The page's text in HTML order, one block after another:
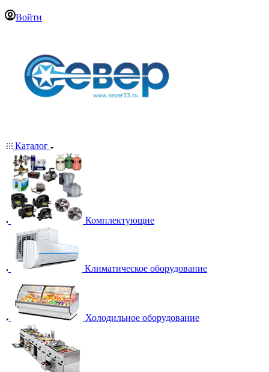
Войти
Каталог
Комплектующие
Климатическое оборудование
Холодильное оборудование